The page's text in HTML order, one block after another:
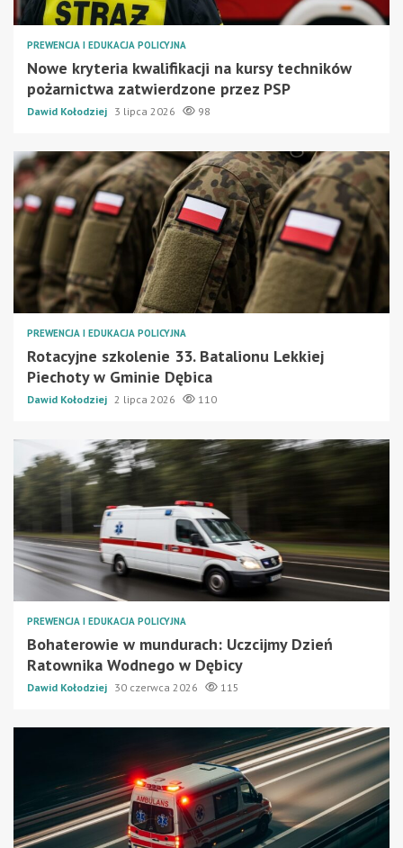
PREWENCJA I EDUKACJA POLICYJNA
Nowe kryteria kwalifikacji na kursy techników
pożarnictwa zatwierdzone przez PSP
Dawid Kołodziej 3 lipca 2026 98
PREWENCJA I EDUKACJA POLICYJNA
Rotacyjne szkolenie 33. Batalionu Lekkiej
Piechoty w Gminie Dębica
Dawid Kołodziej 2 lipca 2026 110
PREWENCJA I EDUKACJA POLICYJNA
Bohaterowie w mundurach: Uczcijmy Dzień
Ratownika Wodnego w Dębicy
Dawid Kołodziej 30 czerwca 2026 115